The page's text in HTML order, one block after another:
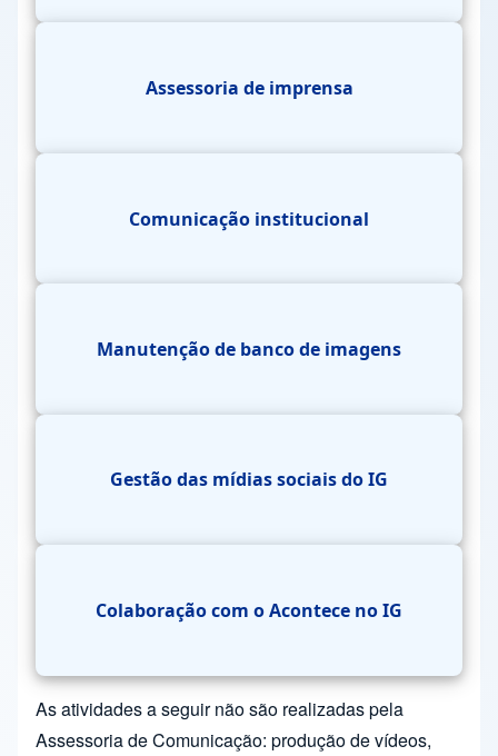
Assessoria de imprensa
Comunicação institucional
Manutenção de banco de imagens
Gestão das mídias sociais do IG
Colaboração com o Acontece no IG
As atividades a seguir não são realizadas pela
Assessoria de Comunicação: produção de vídeos,